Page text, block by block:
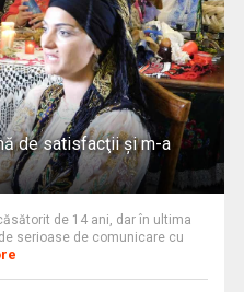
de satisfacţii și m-a
de 14 ani, dar în ultima
serioase de comunicare cu